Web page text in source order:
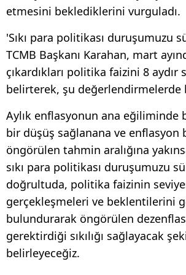
etmesini beklediklerini vurguladı.
'Sıkı para politikası duruşumuzu
TCMB Başkanı Karahan, mart
çıkardıkları politika faizini 8 aydır
belirterek, şu değerlendirmelerde
Aylık enflasyonun ana eğiliminde
bir düşüş sağlanana ve enflasyon
öngörülen tahmin aralığına
sıkı para politikası duruşumuzu
doğrultuda, politika faizinin
gerçekleşmeleri ve beklentilerini
bulundurarak öngörülen
gerektirdiği sıkılığı sağlayacak
belirleyeceğiz.